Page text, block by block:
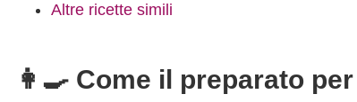
Altre ricette simili
👩‍🍳 Come il preparato